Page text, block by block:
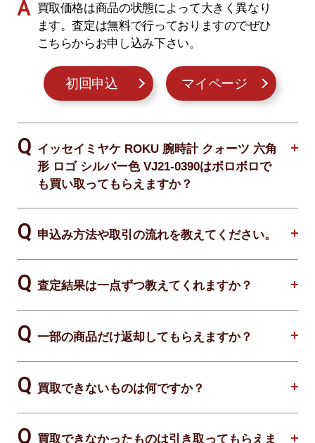
買取価格は商品の状態によって大きく異なり
ます。査定は無料で行っておりますのでぜひ
こちらからお申し込み下さい。
初回申込 マイページ
イッセイミヤケ ROKU 腕時計 クォーツ 六角
形 ロゴ シルバー色 VJ21-0390はボロボロで
も買い取ってもらえますか？
申込み方法や取引の流れを教えてください。
査定結果は一点ずつ教えてくれますか？
一部の商品だけ返却してもらえますか？
買取できないものは何ですか？
買取できなかったものは引き取ってもらえま